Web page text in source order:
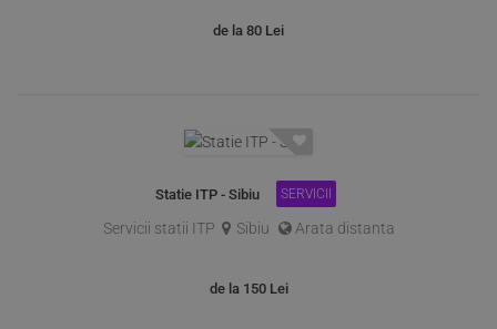
de la 80 Lei
Statie ITP - Sibiu SERVICII
Servicii statii ITP Sibiu Arata distanta
de la 150 Lei